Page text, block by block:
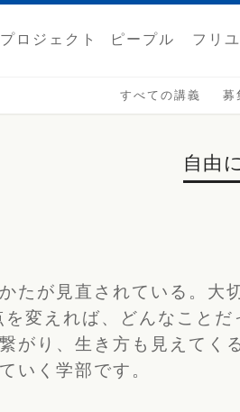
プロジェクト ピープル フリ
すべての講義 募
自由
たが見直されている。大
を変えれば、どんなこと
がり、生き方も見えてく
いく学部です。